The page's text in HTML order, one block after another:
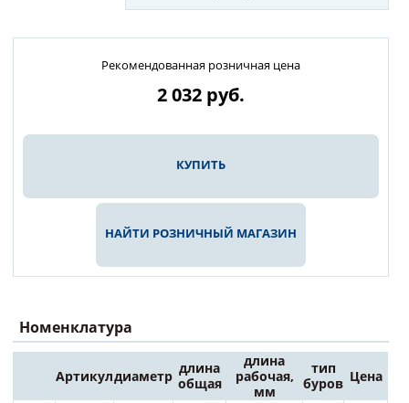
Рекомендованная розничная цена
2 032 руб.
КУПИТЬ
НАЙТИ РОЗНИЧНЫЙ МАГАЗИН
Номенклатура
Артикулдиаметр длина
общая
длина
рабочая,
мм
тип
буров Цена